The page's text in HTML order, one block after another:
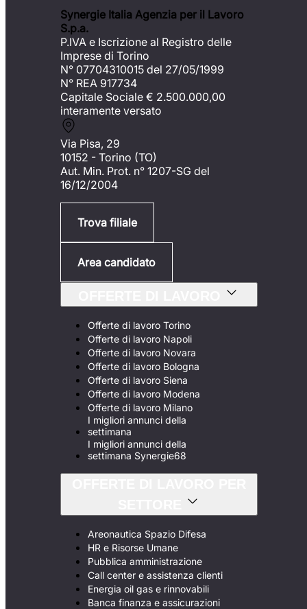
Synergie Italia Agenzia per il Lavoro
S.p.a.
P.IVA e Iscrizione al Registro delle
Imprese di Torino
N° 07704310015 del 27/05/1999
N° REA 917734
Capitale Sociale € 2.500.000,00
interamente versato
Via Pisa, 29
10152 - Torino (TO)
Aut. Min. Prot. n° 1207-SG del
16/12/2004
Trova filiale
Area candidato
Offerte di lavoro Torino
Offerte di lavoro Napoli
Offerte di lavoro Novara
Offerte di lavoro Bologna
Offerte di lavoro Siena
Offerte di lavoro Modena
Offerte di lavoro Milano
I migliori annunci della
settimana
I migliori annunci della
settimana Synergie68
Areonautica Spazio Difesa
HR e Risorse Umane
Pubblica amministrazione
Call center e assistenza clienti
Energia oil gas e rinnovabili
Banca finanza e assicurazioni